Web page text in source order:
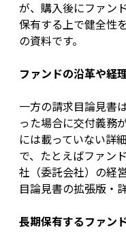
が、購入後にファン
保有する上で健全性
の資料です。
ファンドの沿革や経
一方の請求目論見書
った場合に交付義務
には載っていない詳
で、たとえばファン
社（委託会社）の経
目論見書の拡張版・
長期保有するファン